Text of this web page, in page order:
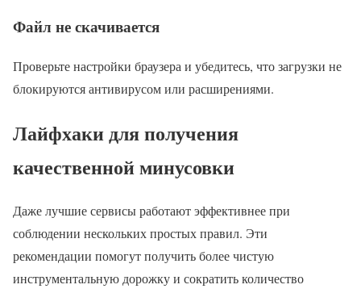
Файл не скачивается
Проверьте настройки браузера и убедитесь, что загрузки не
блокируются антивирусом или расширениями.
Лайфхаки для получения
качественной минусовки
Даже лучшие сервисы работают эффективнее при
соблюдении нескольких простых правил. Эти
рекомендации помогут получить более чистую
инструментальную дорожку и сократить количество